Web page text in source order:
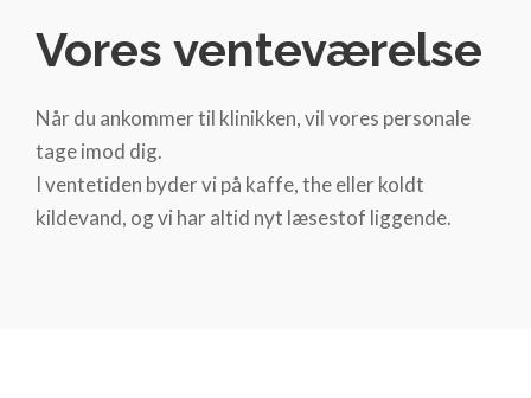
Vores venteværelse
Når du ankommer til klinikken, vil vores personale
tage imod dig.
I ventetiden byder vi på kaffe, the eller koldt
kildevand, og vi har altid nyt læsestof liggende.